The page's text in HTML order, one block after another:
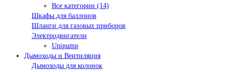
Все категории (14)
Шкафы для баллонов
Шланги для газовых приборов
Электродвигатели
Unipump
Дымоходы и Вентиляция
Дымоходы для колонок